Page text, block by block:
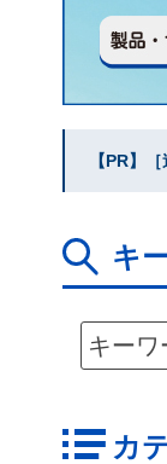
【PR】
キ
カ